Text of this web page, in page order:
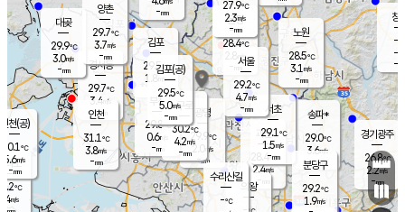
의도
℃
m/s
과천
28.4℃
2.4m/s
- mm
경기광주
26.8℃
2.2m/s
-mm
경서동
29.7℃
3.4 m/s
-mm
-mm
대곶
29.9℃
3.0m/s
-mm
창
-
-m/
-
의왕
김포
29.5℃
1.8 m/s
mm
광명
29.9 ℃
2.0 m/s
-mm
부천
29.8℃
0.6m/s
-mm
양촌
29.7℃
3.7m/s
-mm
구로
30.2℃
4.2m/s
-mm
은평
28.4℃
2.8 m/s
- mm
노원
28.5℃
3.1 m/s
-mm
송파*
29.0℃
3.6m/s
-mm
서초
29.1℃
1.5m/s
-mm
수리산길
-℃
분당구
29.2℃
1.9m/s
27.9℃
2.3m/s
-mm
인천(공)
30.1℃
5.6m/s
-mm
김포(공)
29.5℃
5.0m/s
-mm
인천
31.1℃
3.8m/s
-mm
서울
29.2℃
4.7m/s
-mm